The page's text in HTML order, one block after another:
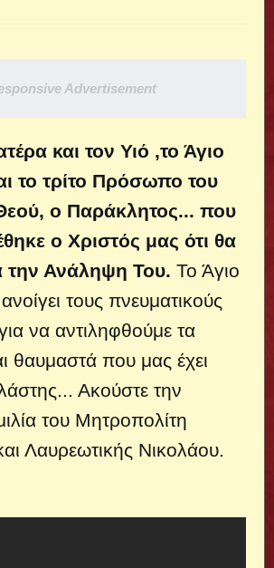
Advertisement
και τον Υιό ,το Άγιο
το τρίτο Πρόσωπο του
ο Παράκλητος... που
ο Χριστός μας ότι θα
την Ανάληψη Του. Το Άγιο
τους πνευματικούς
να αντιληφθούμε τα
θαυμαστά που μας έχει
Ακούστε την
του Μητροπολίτη
Λαυρεωτικής Νικολάου.